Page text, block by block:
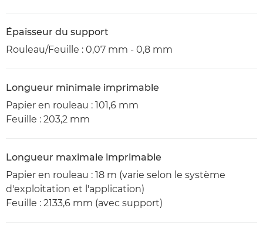
Épaisseur du support
Rouleau/Feuille : 0,07 mm - 0,8 mm
Longueur minimale imprimable
Papier en rouleau : 101,6 mm
Feuille : 203,2 mm
Longueur maximale imprimable
Papier en rouleau : 18 m (varie selon le système
d'exploitation et l'application)
Feuille : 2133,6 mm (avec support)